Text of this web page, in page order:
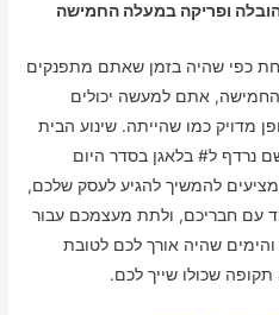
ופריקה במעלה החמישה
כפי שהיה בזמן שאתם מתפנקים
החמישה, אתם למעשה יכולים
מדויק כמו שהייתה. שינוע הבית
ל# בלאגן בסדר היום
להמשיך להגיע לעסק שלכם,
עם חבריכם, ולתת מעצמכם עבור
שהיה אורך לכם לטובת
שכולו שייך לכם.